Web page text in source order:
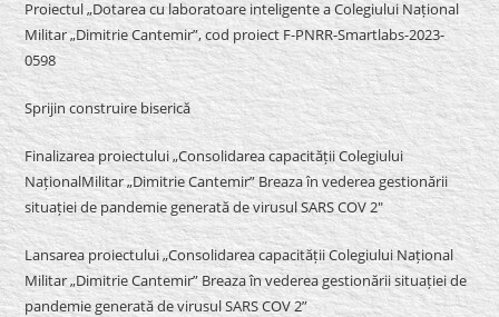
Proiectul „Dotarea cu laboratoare inteligente a Colegiului Național
Militar „Dimitrie Cantemir”, cod proiect F-PNRR-Smartlabs-2023-
0598
Sprijin construire biserică
Finalizarea proiectului „Consolidarea capacității Colegiului
NaționalMilitar „Dimitrie Cantemir” Breaza în vederea gestionării
situației de pandemie generată de virusul SARS COV 2″
Lansarea proiectului „Consolidarea capacității Colegiului Național
Militar „Dimitrie Cantemir” Breaza în vederea gestionării situației de
pandemie generată de virusul SARS COV 2”